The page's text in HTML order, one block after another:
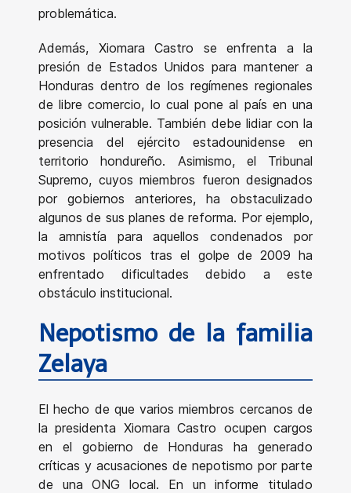
problemática.
Además, Xiomara Castro se enfrenta a la
presión de Estados Unidos para mantener a
Honduras dentro de los regímenes regionales
de libre comercio, lo cual pone al país en una
posición vulnerable. También debe lidiar con la
presencia del ejército estadounidense en
territorio hondureño. Asimismo, el Tribunal
Supremo, cuyos miembros fueron designados
por gobiernos anteriores, ha obstaculizado
algunos de sus planes de reforma. Por ejemplo,
la amnistía para aquellos condenados por
motivos políticos tras el golpe de 2009 ha
enfrentado dificultades debido a este
obstáculo institucional.
Nepotismo de la familia
Zelaya
El hecho de que varios miembros cercanos de
la presidenta Xiomara Castro ocupen cargos
en el gobierno de Honduras ha generado
críticas y acusaciones de nepotismo por parte
de una ONG local. En un informe titulado